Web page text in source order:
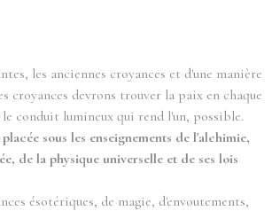
les anciennes croyances et d'une manière
croyances devrons trouver la paix en chaque
conduit lumineux qui rend l'un, possible.
sous les enseignements de l'alchimie,
de la physique universelle et de ses lois
ésotériques, de magie, d'envoutements,